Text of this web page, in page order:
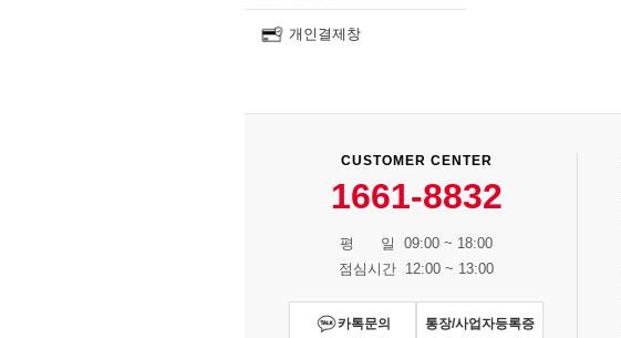
개인결제창
CUSTOMER CENTER
1661-8832
평 일 09:00 ~ 18:00
점심시간 12:00 ~ 13:00
카톡문의 통장/사업자등록증